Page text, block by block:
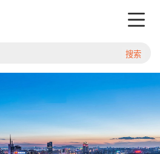
搜索